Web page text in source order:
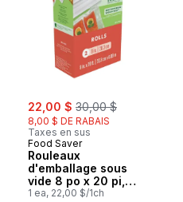
sale:
22,00 $ , formerly:
30,00 $
8,00 $ DE RABAIS
Taxes en sus
Food Saver
Rouleaux
d'emballage sous
vide 8 po x 20 pi,
emballage double
1 ea, 22,00 $/1ch